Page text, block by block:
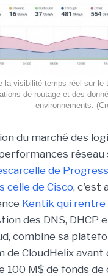
la visibilité temps réel sur
de routage et des
environnements.
du marché des
de Progress
celle de Cisco, c'est
Kentik qui rentre
des DNS, DHCP
combine sa
CloudHelix avant
100 M$ de fonds